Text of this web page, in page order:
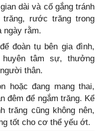
dài và cố gắng tránh
rước trăng trong
ngày rằm.
đoàn tụ bên gia đình,
tâm sự, thưởng
thân.
hoặc đang mang thai,
đêm để ngắm trăng. Kể
trăng cũng không nên,
tốt cho cơ thể yếu ớt.